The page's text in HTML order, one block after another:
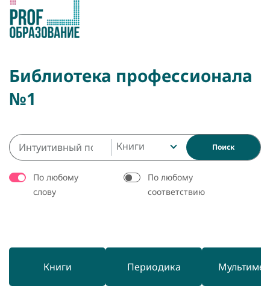
Библиотека профессионала
№1
Книги Поиск
По любому
слову
По любому
соответствию
Книги Периодика